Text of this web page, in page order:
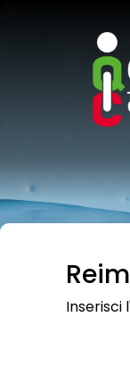
Inserisci